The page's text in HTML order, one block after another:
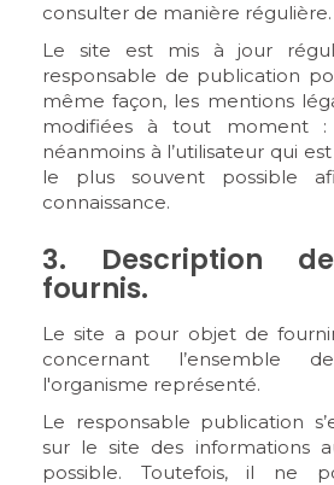
consulter de manière régulière.
Le site est mis à jour
responsable de publication
même façon, les mentions
modifiées à tout moment :
néanmoins à l’utilisateur qui
le plus souvent possible
connaissance.
3. Description
fournis.
Le site a pour objet de
concernant l’ensemble
l'organisme représenté.
Le responsable publication
sur le site des informations
possible. Toutefois, il ne